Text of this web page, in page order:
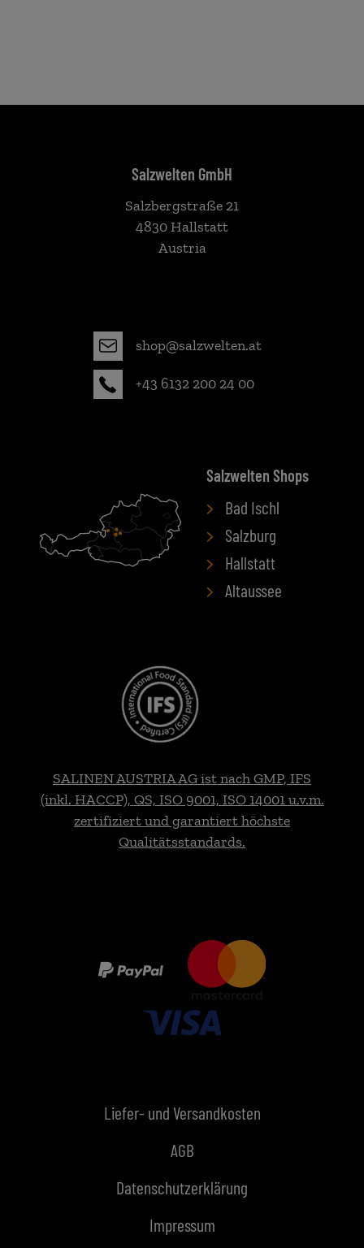
Salzwelten GmbH
Salzbergstraße 21
4830 Hallstatt
Austria
shop@salzwelten.at
+43 6132 200 24 00
Salzwelten Shops
Bad Ischl
Salzburg
Hallstatt
Altaussee
SALINEN AUSTRIA AG ist nach GMP, IFS
(inkl. HACCP), QS, ISO 9001, ISO 14001 u.v.m.
zertifiziert und garantiert höchste
Qualitätsstandards.
Liefer- und Versandkosten
AGB
Datenschutzerklärung
Impressum